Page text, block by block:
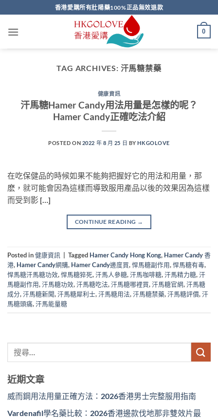
to
content
香港愛購所有壯陽藥100%正品無效退款
0
TAG ARCHIVES: 汗馬糖禁藥
健康資訊
汗馬糖Hamer Candy用法用量是怎樣的呢？
Hamer Candy正確吃法介紹
POSTED ON 2022 年 8 月 25 日 BYHKGOLOVE
在吃保健品的時候如果不能夠把握好它的用法和用量，那
麽，就可能會因為這樣而導致服用產品以後的效果因為這樣
而受到影 […]
CONTINUE READING →
Posted in健康資訊 Tagged Hamer Candy Hong Kong, Hamer Candy 香
港, Hamer Candy網購, Hamer Candy邊度買,悍馬糖副作用,悍馬糖有毒,
悍馬糖汗馬糖功效,悍馬糖猝死,汗馬人參糖,汗馬咖啡糖,汗馬精力糖,汗
馬糖副作用,汗馬糖功效,汗馬糖吃法,汗馬糖哪裡買,汗馬糖官網,汗馬糖
成分,汗馬糖新聞,汗馬糖犀利士,汗馬糖用法,汗馬糖禁藥,汗馬糖評價,汗
馬糖頭痛,汗馬能量糖
近期文章
威而鋼用法用量正確方法：2026香港男士完整服用指南
Vardenafil學名藥比較：2026香港邊款伐地那非雙效片最